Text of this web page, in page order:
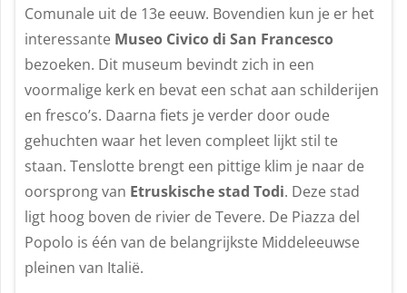
Comunale uit de 13e eeuw. Bovendien kun je er het
interessante Museo Civico di San Francesco
bezoeken. Dit museum bevindt zich in een
voormalige kerk en bevat een schat aan schilderijen
en fresco’s. Daarna fiets je verder door oude
gehuchten waar het leven compleet lijkt stil te
staan. Tenslotte brengt een pittige klim je naar de
oorsprong van Etruskische stad Todi. Deze stad
ligt hoog boven de rivier de Tevere. De Piazza del
Popolo is één van de belangrijkste Middeleeuwse
pleinen van Italië.